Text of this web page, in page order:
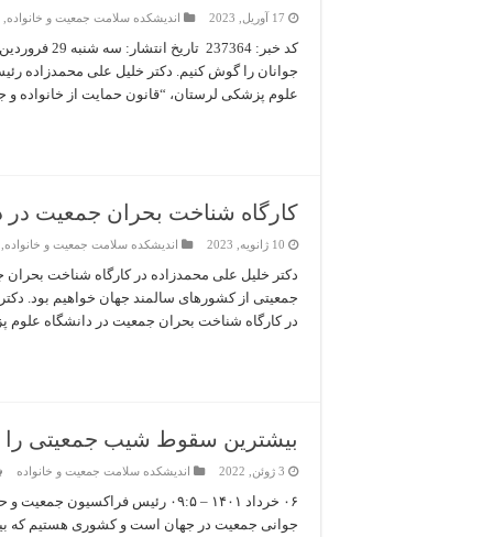
17 آوریل, 2023 اندیشکده سلامت جمعیت و خانواده
جوانان را گوش کنیم. دکتر خلیل علی محمدزاده
علوم پزشکی لرستان، “قانون حمایت از خانواده و
کارگاه شناخت بحران جمعیت در
10 ژانویه, 2023 اندیشکده سلامت جمعیت و خانواده
دکتر خلیل علی محمدزاده در کارگاه شناخت بحران
جمعیتی از کشورهای سالمند جهان خواهیم بود.
در کارگاه شناخت بحران جمعیت در دانشگاه علوم
بیشترین سقوط شیب جمعیتی را
3 ژوئن, 2022 اندیشکده سلامت جمعیت و خانواده
۰۶ خرداد ۱۴۰۱ – ۰۹:۵ رئیس
جوانی جمعیت در جهان است و کشوری هستیم که